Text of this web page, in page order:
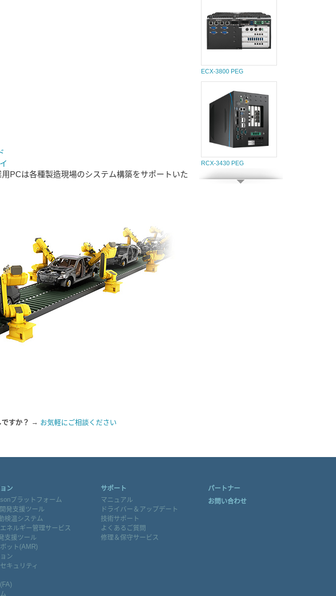
PCは各種製造現場のシステム構築をサポートいた
すか？ → お気軽にご相談ください
ECX-3800 PEG
RCX-3430 PEG
ン
プラットフォーム
発支援ツール
検温システム
ネルギー管理サービス
支援ツール
ット(AMR)
ン
キュリティ
サポート
マニュアル
ドライバー＆アップデート
技術サポート
よくあるご質問
修理＆保守サービス
パートナー
お問い合わせ